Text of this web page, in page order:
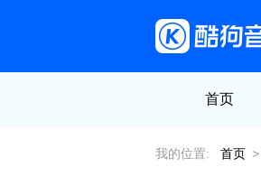
首页
我的位置: 首页 >